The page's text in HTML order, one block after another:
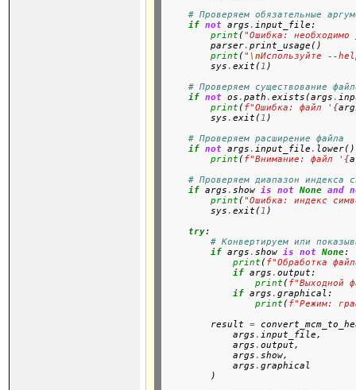
# Проверяем обязательные
if not args .input_file:
print ("Ошибка: необходимо
        parser
.print_usage()
print (" \nИспользуйте --
        sys
.exit(1)
# Проверяем существование
if not os .path .exists(args .
print (f"Ошибка: файл '{
        sys
.exit(1)
# Проверяем расширение файла
if not args .input_file . lower()
print (f"Внимание: файл '{
# Проверяем диапазон индекса
if args .show is not None and
print ("Ошибка: индекс
        sys
.exit(1)
try:
# Конвертируем или
if args .show is not None:
print (f"Обработка
if args .output:
print (f"Выходной
if args .graphical:
print (f"Режим:
        result
=
            args
.input_file,
            args
.output,
            args
.show,
            args
.graphical
        )